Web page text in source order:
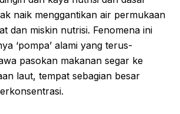
naik menggantikan air permukaan
dan miskin nutrisi. Fenomena ini
‘pompa’ alami yang terus-
pasokan makanan segar ke
laut, tempat sebagian besar